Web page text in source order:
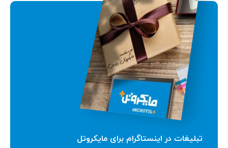
تبلیغات در اینستاگرام برای مایکروتل